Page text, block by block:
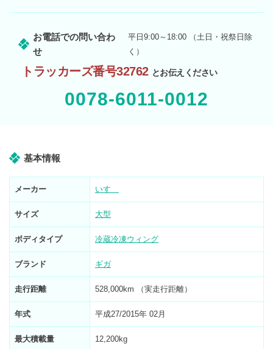
お電話での問い合わ
せ
平日9:00～18:00 （土日・祝祭日除
く）
トラッカーズ番号32762 とお伝えください
0078-6011-0012
基本情報
メーカー いすゞ
サイズ 大型
ボディタイプ 冷蔵冷凍ウィング
ブランド ギガ
走行距離 528,000km （実走行距離）
年式 平成27/2015年 02月
最大積載量 12,200kg